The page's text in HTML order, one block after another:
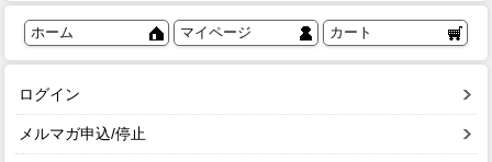
ホーム マイページ カート
ログイン
メルマガ申込/停止